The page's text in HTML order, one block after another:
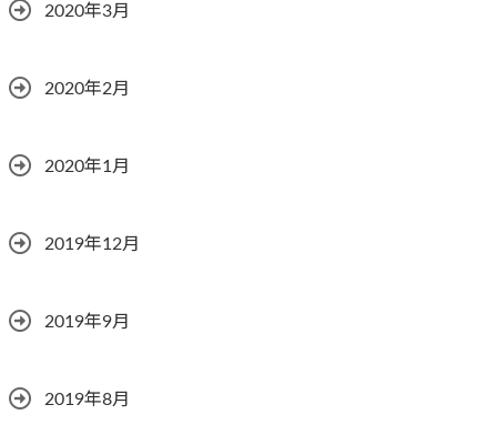
2020年3月
2020年2月
2020年1月
2019年12月
2019年9月
2019年8月